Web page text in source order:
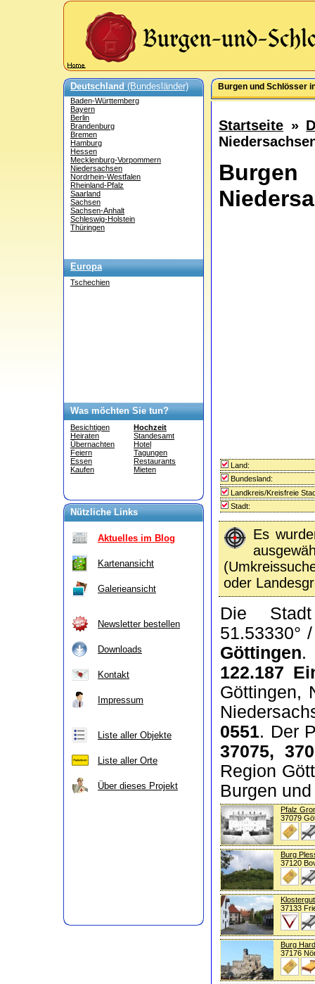
Deutschland(Bundesländer)
Baden-Württemberg
Bayern
Berlin
Brandenburg
Bremen
Hamburg
Hessen
Mecklenburg-Vorpommern
Niedersachsen
Nordrhein-Westfalen
Rheinland-Pfalz
Saarland
Sachsen
Sachsen-Anhalt
Schleswig-Holstein
Thüringen
Europa
Tschechien
Was möchten Sie tun?
Besichtigen
Heiraten
Übernachten
Feiern
Essen
Kaufen
Hochzeit
Standesamt
Hotel
Tagungen
Restaurants
Mieten
Nützliche Links
Aktuelles im Blog
Kartenansicht
Galerieansicht
Newsletter bestellen
Downloads
Kontakt
Impressum
Liste aller Objekte
Liste aller Orte
Über dieses Projekt
Burgen und Schlösser
Startseite »
Land:
Bundesland:
Landkreis/Kreisfreie
Stadt:
Es
oder
Die
51.53330°
Göttingen.
122.187
Göttingen,
0551. Der
37075,
Region
Burgen
Pfalz
37079
Burg
37120
37133
Burg
37176